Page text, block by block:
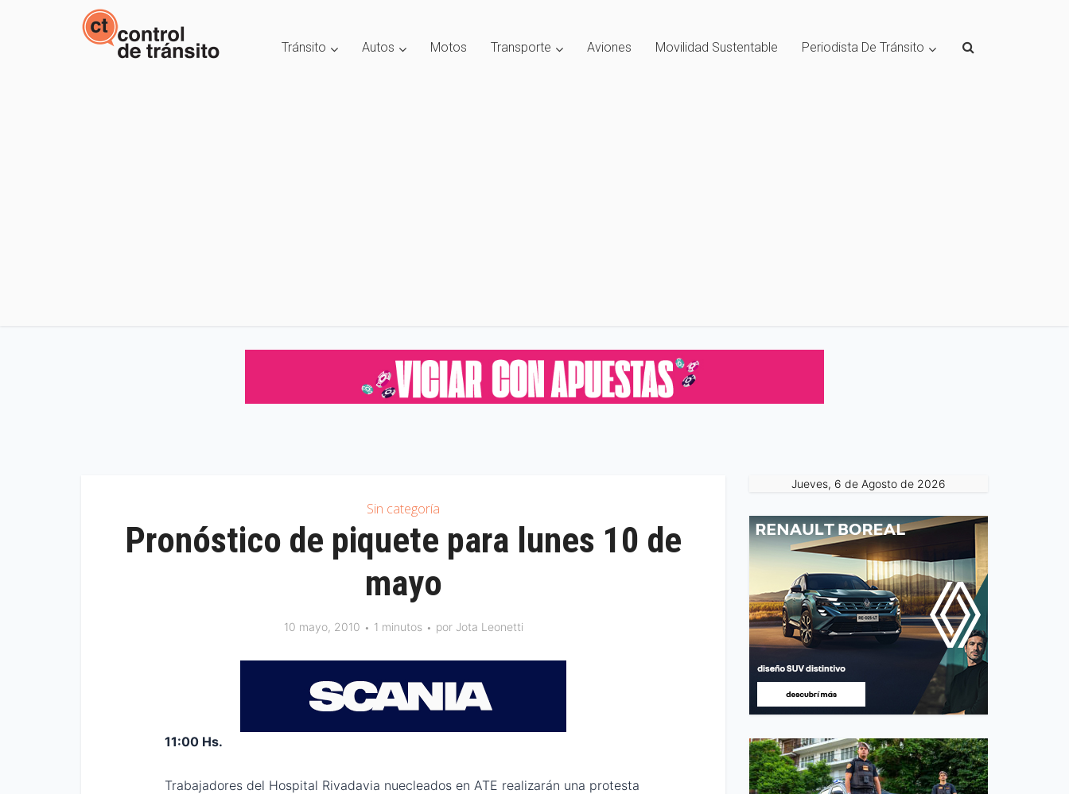
Tránsito Autos Motos Transporte Aviones Movilidad Sustentable Periodista De Tránsito
Sin categoría
Pronóstico de piquete para lunes 10 de
mayo
10 mayo, 2010 1 minutos por Jota Leonetti
11:00 Hs.
Trabajadores del Hospital Rivadavia nuecleados en ATE realizarán una protesta
Jueves, 6 de Agosto de 2026